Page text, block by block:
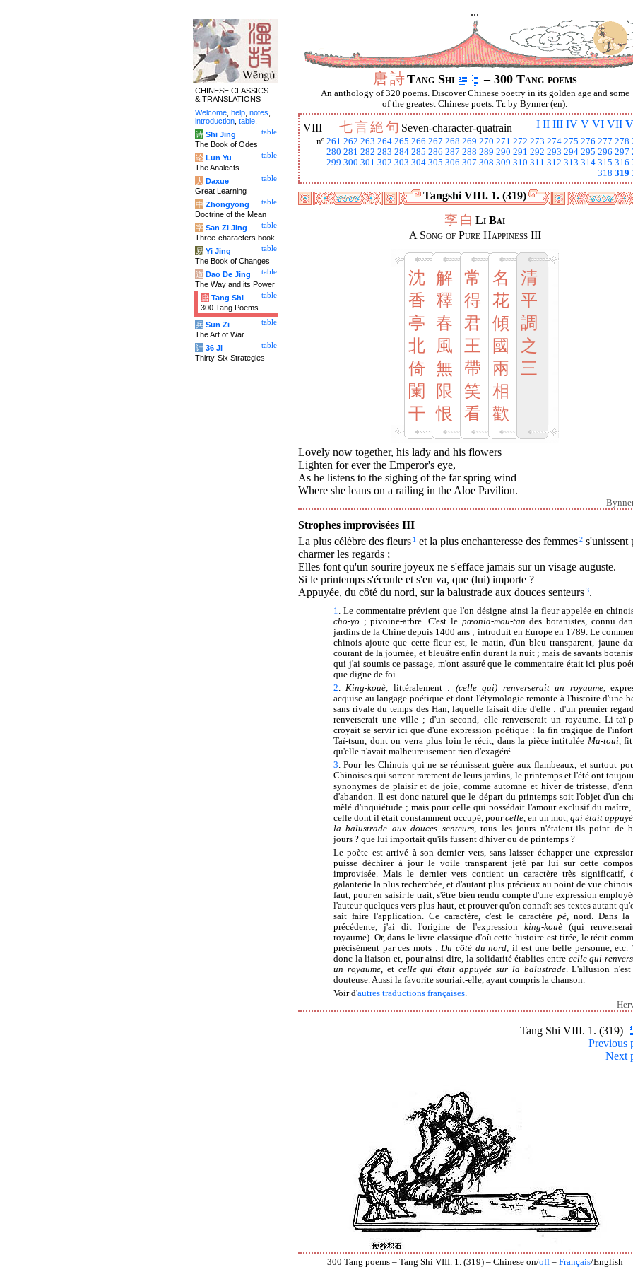
...
唐詩Tang Shi – 300 Tang poems
An anthology of 320 poems. Discover Chinese poetry in its golden age and some
of the greatest Chinese poets. Tr. by Bynner (en).
I II III IV V VI VII
VIII — 七言絕句 Seven-character-quatrain
nº 261 262 263 264 265 266 267 268 269 270 271 272 273 274 275 276 277 278
280 281 282 283 284 285 286 287 288 289 290 291 292 293 294 295 296 297
299 300 301 302 303 304 305 306 307 308 309 310 311 312 313 314 315 316
318 319
Tangshi VIII. 1. (319)
李 白 Li Bai
A Song of Pure Happiness III
沈
香
亭
北
倚
闌
干
解
釋
春
風
無
限
恨
常
得
君
王
帶
笑
看
名
花
傾
國
兩
相
歡
清
平
調
之
三
Lovely now together, his lady and his flowers
Lighten for ever the Emperor's eye,
As he listens to the sighing of the far spring wind
Where she leans on a railing in the Aloe Pavilion.
Strophes improvisées III
La plus célèbre des fleurs 1 et la plus enchanteresse des femmes2 s'unissent
charmer les regards ;
Elles font qu'un sourire joyeux ne s'efface jamais sur un visage auguste.
Si le printemps s'écoule et s'en va, que (lui) importe ?
Appuyée, du côté du nord, sur la balustrade aux douces senteurs3.
1. Le commentaire prévient que l'on désigne ainsi la fleur appelée en
cho-yo ; pivoine-arbre. C'est le pœonia-mou-tan des botanistes, connu
jardins de la Chine depuis 1400 ans ; introduit en Europe en 1789. Le
chinois ajoute que cette fleur est, le matin, d'un bleu transparent, jaune
courant de la journée, et bleuâtre enfin durant la nuit ; mais de savants
qui j'ai soumis ce passage, m'ont assuré que le commentaire était ici plus
que digne de foi.
2.King-kouè, littéralement : (celle qui) renverserait un royaume,
acquise au langage poétique et dont l'étymologie remonte à l'histoire d'une
sans rivale du temps des Han, laquelle faisait dire d'elle : d'un premier
renverserait une ville ; d'un second, elle renverserait un royaume. Li-taï-
croyait se servir ici que d'une expression poétique : la fin tragique de
Taï-tsun, dont on verra plus loin le récit, dans la pièce intitulée Ma-toui,
qu'elle n'avait malheureusement rien d'exagéré.
3. Pour les Chinois qui ne se réunissent guère aux flambeaux, et surtout
Chinoises qui sortent rarement de leurs jardins, le printemps et l'été ont
synonymes de plaisir et de joie, comme automne et hiver de tristesse,
d'abandon. Il est donc naturel que le départ du printemps soit l'objet d'un
mêlé d'inquiétude ; mais pour celle qui possédait l'amour exclusif du maître,
celle dont il était constamment occupé, pourcelle, en un mot, qui était
la balustrade aux douces senteurs, tous les jours n'étaient-ils point de
jours ? que lui importait qu'ils fussent d'hiver ou de printemps ?
Le poète est arrivé à son dernier vers, sans laisser échapper une
puisse déchirer à jour le voile transparent jeté par lui sur cette
improvisée. Mais le dernier vers contient un caractère très significatif,
galanterie la plus recherchée, et d'autant plus précieux au point de vue
faut, pour en saisir le trait, s'être bien rendu compte d'une expression
l'auteur quelques vers plus haut, et prouver qu'on connaît ses textes autant
sait faire l'application. Ce caractère, c'est le caractère pé, nord. Dans la
précédente, j'ai dit l'origine de l'expression king-kouè(qui
royaume). Or, dans le livre classique d'où cette histoire est tirée, le récit
précisément par ces mots :Du côté du nord, il est une belle personne, etc.
donc la liaison et, pour ainsi dire, la solidarité établies entre celle qui
un royaume, et celle qui était appuyée sur la balustrade. L'allusion
douteuse. Aussi la favorite souriait-elle, ayant compris la chanson.
Voir d'autres traductions françaises.
Tang Shi VIII. 1. (319)
Previous
Next
300 Tang poems – Tang Shi VIII. 1. (319) – Chinese on/off– Français/English
CHINESE CLASSICS
& TRANSLATIONS
Welcome help notes
introduction table
table
诗 Shi Jing
The Book of Odes
table
论 Lun Yu
The Analects
table
大 Daxue
Great Learning
table
中 Zhongyong
Doctrine of the Mean
table
字 San Zi Jing
Three-characters book
table
易 Yi Jing
The Book of Changes
table
道 Dao De Jing
The Way and its Power
table
唐 Tang Shi
300 Tang Poems
table
兵 Sun Zi
The Art of War
table
计 36 Ji
Thirty-Six Strategies